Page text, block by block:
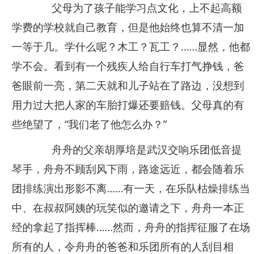
父母为了孩子能学习点文化，上不起高额
学费的学校就自己教育，但是他始终也算不清一加
一等于几。学什么呢？木工？瓦工？……显然，他都
学不会。看到有一个残疾人给自行车打气挣钱，爸
爸眼前一亮，第二天就和儿子站在了路边，没想到
用力过大把人家的车胎打爆还要赔钱。父母真的有
些绝望了，“我们老了他怎么办？”
舟舟的父亲胡厚培是武汉交响乐团低音提
琴手，舟舟不顾刮风下雨，路途远近，都会随着乐
团排练演出形影不离……有一天，在乐队枯燥排练当
中、在叔叔阿姨的玩笑似的邀请之下，舟舟一本正
经的拿起了指挥棒……然而，舟舟的指挥征服了在场
所有的人，令舟舟的爸爸和乐团所有的人刮目相